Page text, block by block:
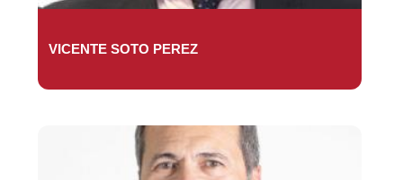
VICENTE SOTO PEREZ